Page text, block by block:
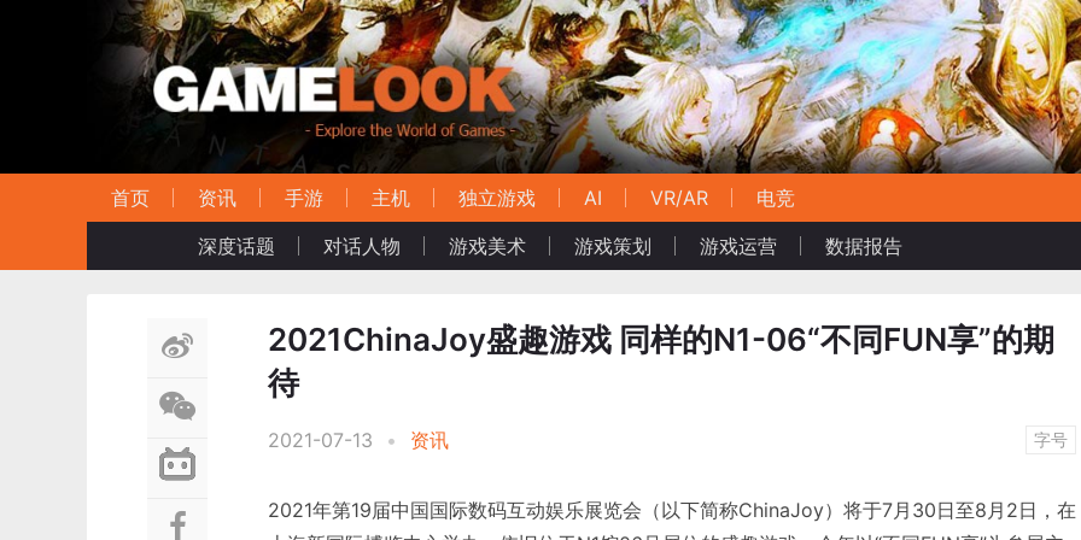
首页 资讯 手游 主机 独立游戏 AI VR/AR
电竞
深度话题
对话人物 游戏美术 游戏策划 游戏运营 数据报告
2021ChinaJoy盛趣游戏 同样的N1-06“不同FUN享”的期
待
2021-07-13 • 资讯 字号
2021年第19届中国国际数码互动娱乐展览会（以下简称ChinaJoy）将于7月30日至8月2日，在